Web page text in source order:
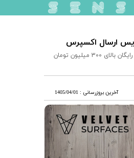
ارسال اکسپرس
بالای 300 میلیون تومان
​آخرین بروزرسانی : 1405/04/01